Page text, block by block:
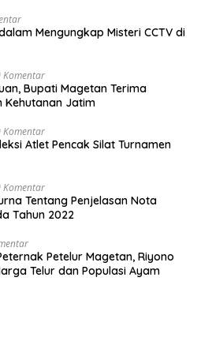
Mengungkap Misteri CCTV di
Komentar
Bupati Magetan Terima
Kehutanan Jatim
Komentar
Atlet Pencak Silat Turnamen
Komentar
Tentang Penjelasan Nota
Tahun 2022
Petelur Magetan, Riyono
Telur dan Populasi Ayam